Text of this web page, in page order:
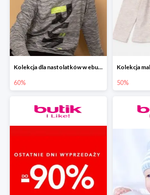
Kolekcja dla nastolatków w ebutik.pl do -60%
60% 50%